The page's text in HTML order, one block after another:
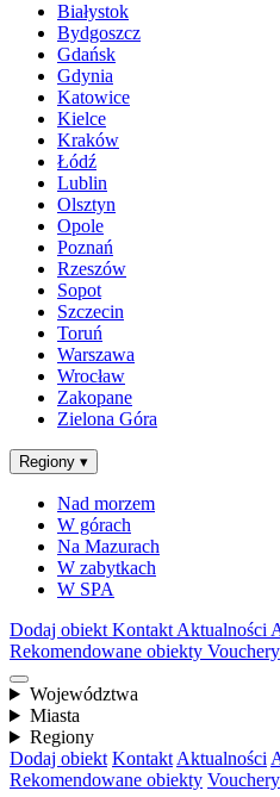
Białystok
Bydgoszcz
Gdańsk
Gdynia
Katowice
Kielce
Kraków
Łódź
Lublin
Olsztyn
Opole
Poznań
Rzeszów
Sopot
Szczecin
Toruń
Warszawa
Wrocław
Zakopane
Zielona Góra
Regiony ▾
Nad morzem
W górach
Na Mazurach
W zabytkach
W SPA
Dodaj obiekt Kontakt Aktualności
Rekomendowane obiekty Vouchery
Województwa
Miasta
Regiony
Dodaj obiekt Kontakt Aktualności
Rekomendowane obiekty Vouchery